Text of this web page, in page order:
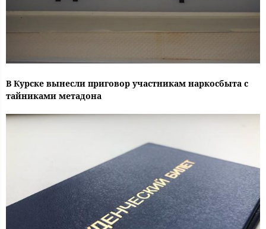
В Курске вынесли приговор участникам наркосбыта с
тайниками метадона